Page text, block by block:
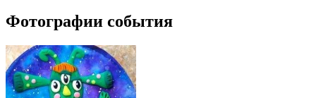
Фотографии события